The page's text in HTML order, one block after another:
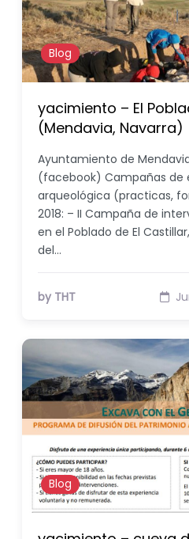
Blog
yacimiento – El
(Mendavia, Navarra)
Ayuntamiento de
(facebook) Campañas de
arqueológica (practicas,
2018: – II Campaña de
en el Poblado de El
del…
by THT
Blog